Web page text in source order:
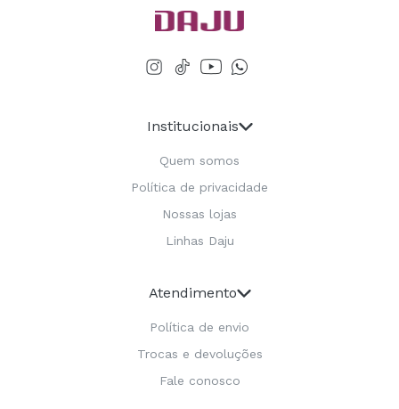
Institucionais
Quem somos
Política de privacidade
Nossas lojas
Linhas Daju
Atendimento
Política de envio
Trocas e devoluções
Fale conosco